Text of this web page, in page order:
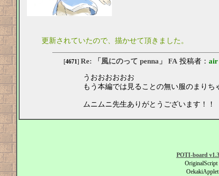
更新されていたので、描かせて頂きました。
[4671] Re: 「風にのって penna」 FA 投稿者： air
うおおおおおお
もう本編では見ることの無い服のまりち
ムニムニ先生ありがとうございます！！
POTI-board